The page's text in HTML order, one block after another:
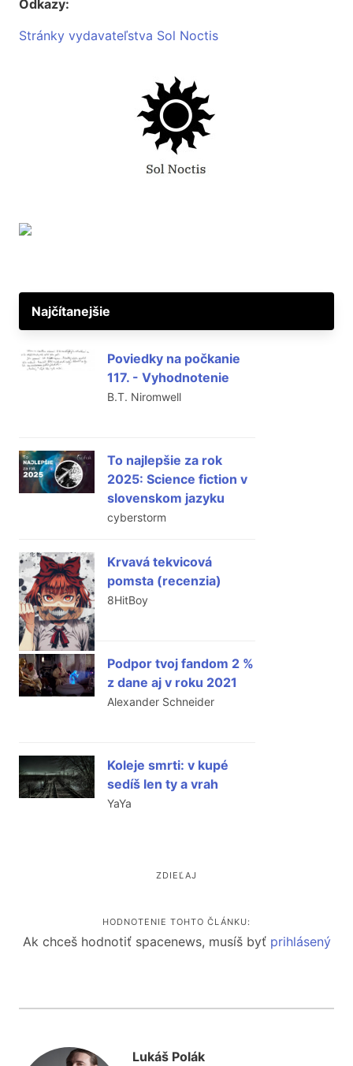
Odkazy:
Stránky vydavateľstva Sol Noctis
Najčítanejšie
Poviedky na počkanie
117. - Vyhodnotenie
B.T. Niromwell
To najlepšie za rok
2025: Science fiction v
slovenskom jazyku
cyberstorm
Krvavá tekvicová
pomsta (recenzia)
8HitBoy
Podpor tvoj fandom 2 %
z dane aj v roku 2021
Alexander Schneider
Koleje smrti: v kupé
sedíš len ty a vrah
YaYa
ZDIEĽAJ
HODNOTENIE TOHTO ČLÁNKU:
Ak chceš hodnotiť spacenews, musíš byť prihlásený
Lukáš Polák